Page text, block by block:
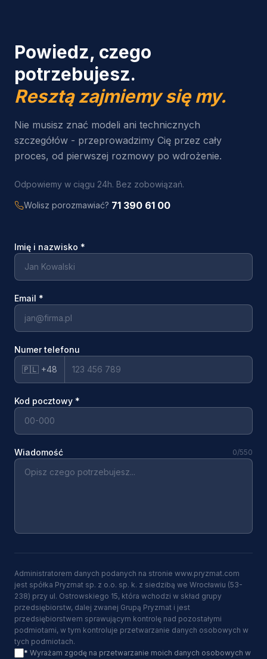
Powiedz, czego
potrzebujesz.
Resztą zajmiemy się my.
Nie musisz znać modeli ani technicznych
szczegółów - przeprowadzimy Cię przez cały
proces, od pierwszej rozmowy po wdrożenie.
Odpowiemy w ciągu 24h. Bez zobowiązań.
Wolisz porozmawiać? 71 390 61 00
Imię i nazwisko *
Email *
Numer telefonu
🇵🇱 +48
Kod pocztowy *
Wiadomość 0/550
Administratorem danych podanych na stronie www.pryzmat.com
jest spółka Pryzmat sp. z o.o. sp. k. z siedzibą we Wrocławiu (53-
238) przy ul. Ostrowskiego 15, która wchodzi w skład grupy
przedsiębiorstw, dalej zwanej Grupą Pryzmat i jest
przedsiębiorstwem sprawującym kontrolę nad pozostałymi
podmiotami, w tym kontroluje przetwarzanie danych osobowych w
tych podmiotach.
* Wyrażam zgodę na przetwarzanie moich danych osobowych w